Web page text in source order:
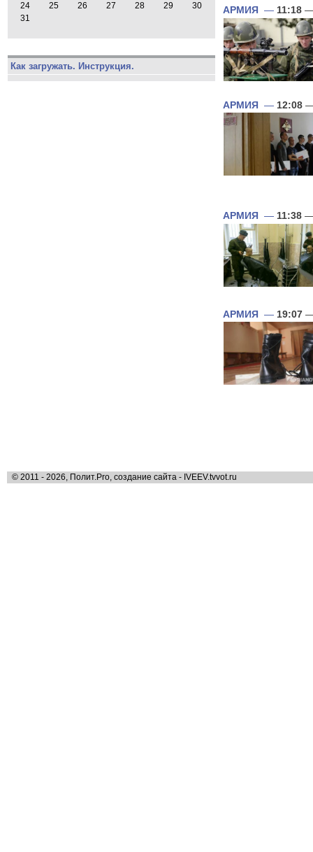
24
25 26 27 28 29
30
31
Как загружать. Инструкция.
АРМИЯ — 11:18 —
АРМИЯ — 12:08
АРМИЯ — 11:38 —
АРМИЯ — 19:07
© 2011 - 2026, Полит.Pro, создание сайта - IVEEV.tvvot.ru